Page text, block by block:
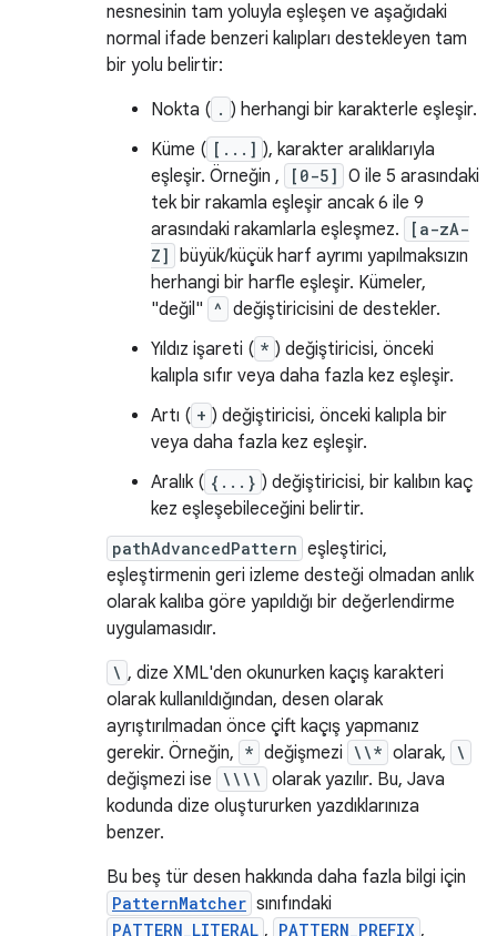
nesnesinin tam yoluyla eşleşen ve aşağıdaki
normal ifade benzeri kalıpları destekleyen tam
bir yolu belirtir:
Nokta ( . ) herhangi bir karakterle eşleşir.
Küme ( [...] ), karakter aralıklarıyla
eşleşir. Örneğin ,
[0-5] 0 ile 5 arasındaki
tek bir rakamla eşleşir ancak 6 ile 9
arasındaki rakamlarla eşleşmez.
[a-zA-
Z] büyük/küçük harf ayrımı yapılmaksızın
herhangi bir harfle eşleşir. Kümeler,
"değil" ^ değiştiricisini de destekler.
Yıldız işareti ( * ) değiştiricisi, önceki
kalıpla sıfır veya daha fazla kez eşleşir.
Artı ( + ) değiştiricisi, önceki kalıpla bir
veya daha fazla kez eşleşir.
Aralık ( {...} ) değiştiricisi, bir kalıbın kaç
kez eşleşebileceğini belirtir.
pathAdvancedPattern eşleştirici,
eşleştirmenin geri izleme desteği olmadan anlık
olarak kalıba göre yapıldığı bir değerlendirme
uygulamasıdır.
\ , dize XML'den okunurken kaçış karakteri
olarak kullanıldığından, desen olarak
ayrıştırılmadan önce çift kaçış yapmanız
gerekir. Örneğin, * değişmezi \\* olarak, \
değişmezi ise \\\\ olarak yazılır. Bu, Java
kodunda dize oluştururken yazdıklarınıza
benzer.
Bu beş tür desen hakkında daha fazla bilgi için
PatternMatcher sınıfındaki
PATTERN_LITERAL , PATTERN_PREFIX ,